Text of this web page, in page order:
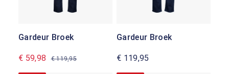
Gardeur Broek
€ 59,98 € 119,95
Gardeur Broek
€ 119,95